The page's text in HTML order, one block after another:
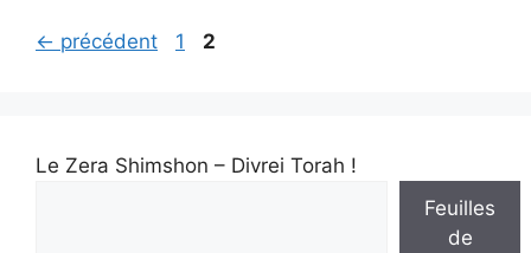
← précédent 1 2
Le Zera Shimshon – Divrei Torah !
Feuilles
de